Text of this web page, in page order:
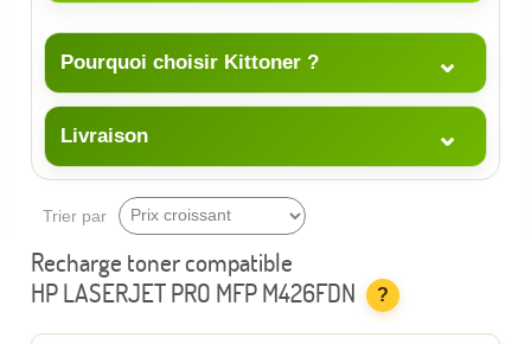
Pourquoi choisir Kittoner ? ⌄
Livraison ⌄
Trier par
Recharge toner compatible
HP LASERJET PRO MFP M426FDN
?